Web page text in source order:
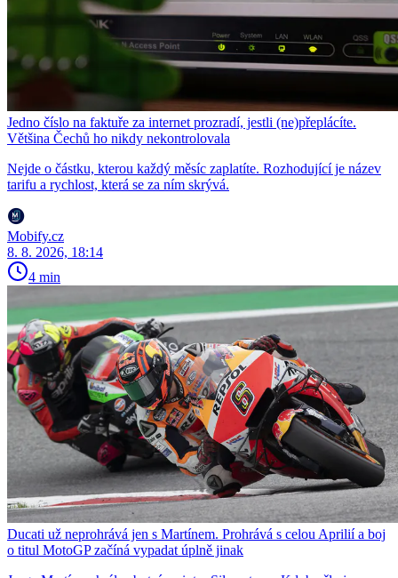
Jedno číslo na faktuře za internet prozradí, jestli (ne)přeplácíte.
Většina Čechů ho nikdy nekontrolovala
Nejde o částku, kterou každý měsíc zaplatíte. Rozhodující je název
tarifu a rychlost, která se za ním skrývá.
Mobify.cz
8. 8. 2026, 18:14
4 min
Ducati už neprohrává jen s Martínem. Prohrává s celou Aprilií a boj
o titul MotoGP začíná vypadat úplně jinak